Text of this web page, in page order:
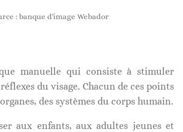
: banque d'image Webador
manuelle qui consiste à stimuler
du visage. Chacun de ces points
des systèmes du corps humain.
aux enfants, aux adultes jeunes et